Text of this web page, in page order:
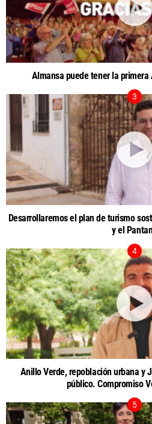
Almansa puede tener la
Desarrollaremos el plan de turismo
y el
Anillo Verde, repoblación urbana y
público. Compromiso